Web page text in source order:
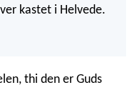
kastet i Helvede.
thi den er Guds